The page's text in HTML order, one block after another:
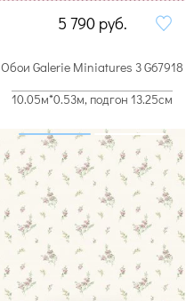
5 790 руб.
Обои Galerie Miniatures 3 G67918
10.05м*0.53м, подгон 13.25см